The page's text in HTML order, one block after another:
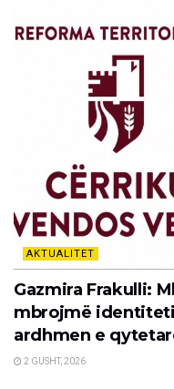
AKTUALITET
Gazmira Frakulli:
mbrojmë
ardhmen e
2 GUSHT, 2026